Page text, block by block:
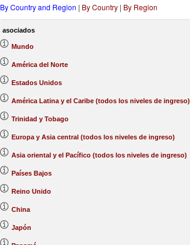
By Country and Region | By Country | By Region
asociados
Mundo
América del Norte
Estados Unidos
América Latina y el Caribe (todos los niveles de ingreso)
Trinidad y Tobago
Europa y Asia central (todos los niveles de ingreso)
Asia oriental y el Pacífico (todos los niveles de ingreso)
Países Bajos
Reino Unido
China
Japón